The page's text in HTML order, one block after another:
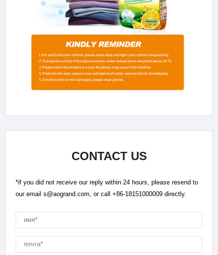
CONTACT US
*if you did not receive our reply within 24 hours, please resend to
our email s@aogrand.com, or call +86-18151000009 directly.